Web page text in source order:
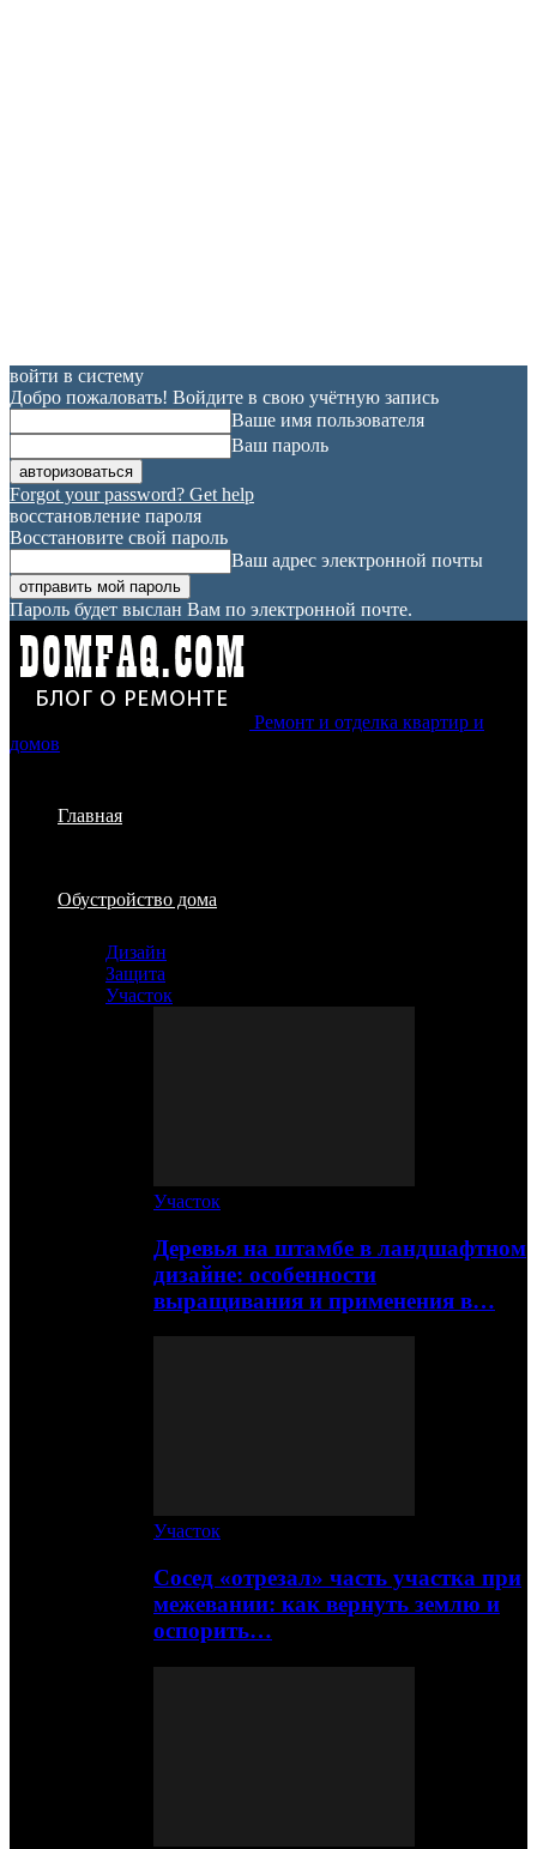
войти в систему
Добро пожаловать! Войдите в свою учётную запись
Ваше имя пользователя
Ваш пароль
Forgot your password? Get help
восстановление пароля
Восстановите свой пароль
Ваш адрес электронной почты
Пароль будет выслан Вам по электронной почте.
Ремонт и отделка квартир и
домов
Главная
Обустройство дома
Дизайн
Защита
Участок
Участок
Деревья на штамбе в ландшафтном
дизайне: особенности
выращивания и применения в…
Участок
Сосед «отрезал» часть участка при
межевании: как вернуть землю и
оспорить…